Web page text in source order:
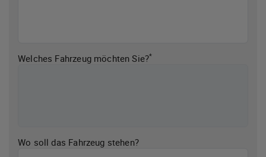
Welches Fahrzeug möchten Sie?*
Wo soll das Fahrzeug stehen?